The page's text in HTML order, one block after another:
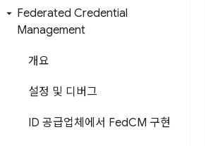
Federated Credential
Management
개요
설정 및 디버그
ID 공급업체에서 FedCM 구현